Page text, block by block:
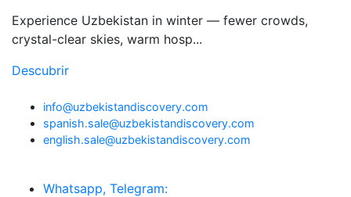
Experience Uzbekistan in winter — fewer crowds,
crystal-clear skies, warm hosp...
Descubrir
info@uzbekistandiscovery.com
spanish.sale@uzbekistandiscovery.com
english.sale@uzbekistandiscovery.com
Whatsapp, Telegram: